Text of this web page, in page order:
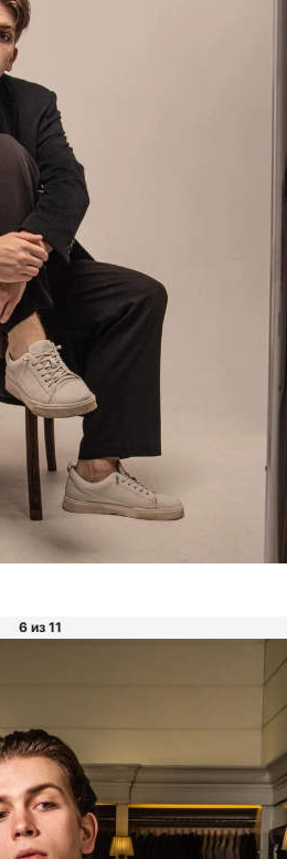
6 из 11